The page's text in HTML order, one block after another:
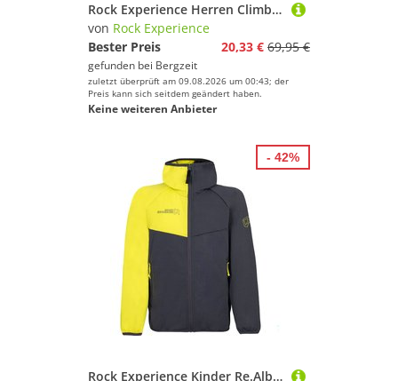
Rock Experience Herren Climbing Trip Crew Neck Pullover
von Rock Experience
Bester Preis
20,33 € 69,95 €
gefunden bei Bergzeit
zuletzt überprüft am 09.08.2026 um 00:43; der
Preis kann sich seitdem geändert haben.
Keine weiteren Anbieter
Rock Experience Kinder Re.Albatross Hoodie Fleece Jacke
- 42%